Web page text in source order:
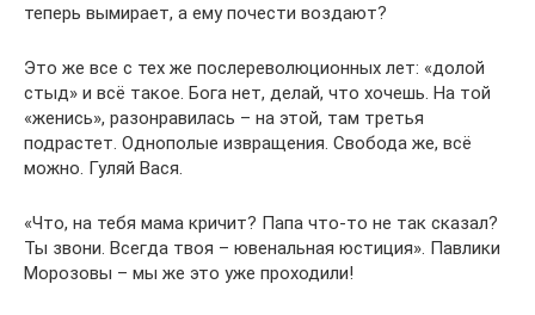
теперь вымирает, а ему почести воздают?
Это же все с тех же послереволюционных лет: «долой
стыд» и всё такое. Бога нет, делай, что хочешь. На той
«женись», разонравилась – на этой, там третья
подрастет. Однополые извращения. Свобода же, всё
можно. Гуляй Вася.
«Что, на тебя мама кричит? Папа что-то не так сказал?
Ты звони. Всегда твоя – ювенальная юстиция». Павлики
Морозовы – мы же это уже проходили!